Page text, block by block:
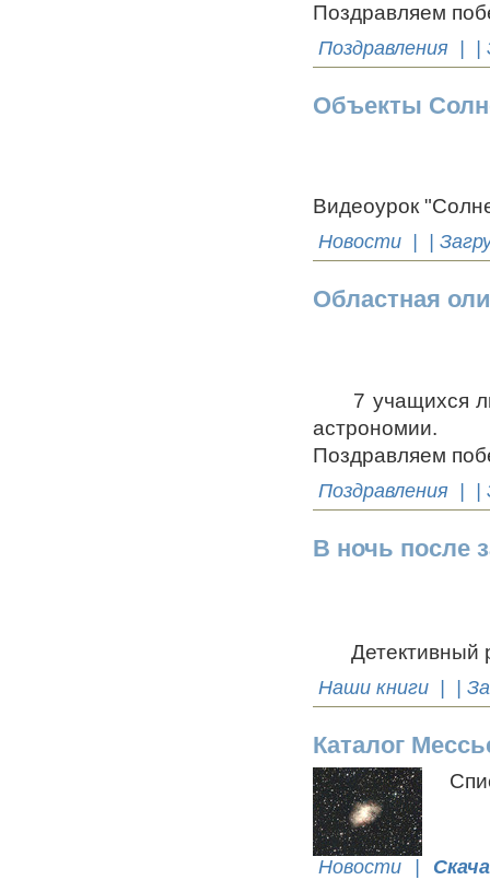
Поздравляем
Поздравления | |
Объекты
Видеоурок
Новости | |
Областная
7 учащихся
астрономии.
Поздравляем
Поздравления | |
В ночь после
Детективный
Наши книги | |
Каталог
Новости